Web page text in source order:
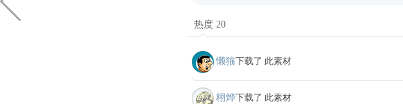
热度 20
懒猫下载了 此素材
栩烨下载了 此素材